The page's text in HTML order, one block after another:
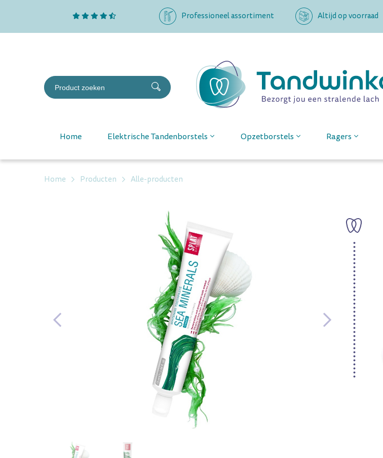
Professioneel assortiment Altijd op voorraad
Home Elektrische Tandenborstels Opzetborstels Ragers
Home Producten Alle-producten